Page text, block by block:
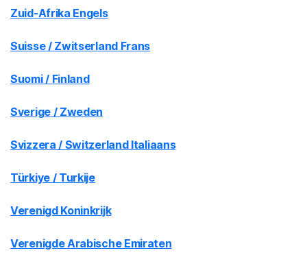
Zuid-Afrika Engels
Suisse / Zwitserland Frans
Suomi / Finland
Sverige / Zweden
Svizzera / Switzerland Italiaans
Türkiye / Turkije
Verenigd Koninkrijk
Verenigde Arabische Emiraten